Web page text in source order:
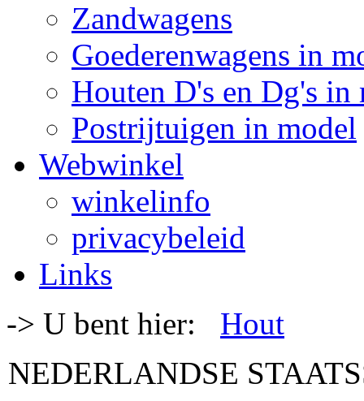
Zandwagens
Goederenwagens in
Houten D's en Dg's in
Postrijtuigen in model
Webwinkel
winkelinfo
privacybeleid
Links
-> U bent hier: Hout
NEDERLANDSE